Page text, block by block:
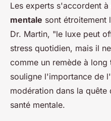
Les experts s'accordent
mentale sont étroitement
Dr. Martin, "le luxe peut
stress quotidien, mais il
comme un remède à
souligne l'importance de
modération dans la
santé mentale.